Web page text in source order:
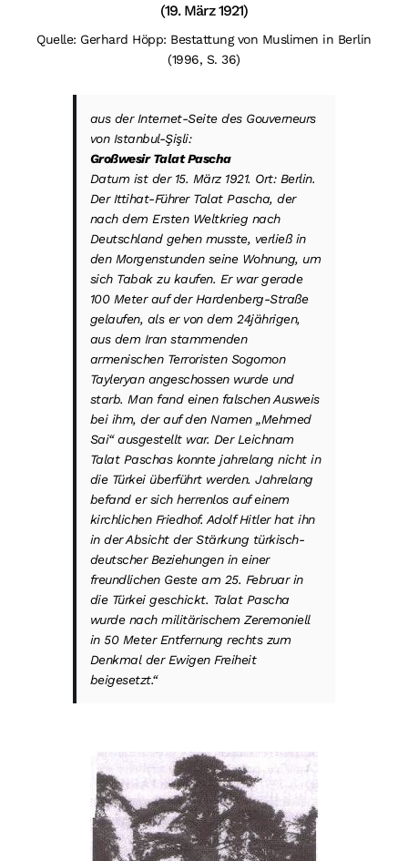
(19. März 1921)
Quelle: Gerhard Höpp: Bestattung von Muslimen in Berlin
(1996, S. 36)
aus der Internet-Seite des Gouverneurs
von Istanbul-Şişli:
Großwesir Talat Pascha
Datum ist der 15. März 1921. Ort: Berlin.
Der Ittihat-Führer Talat Pascha, der
nach dem Ersten Weltkrieg nach
Deutschland gehen musste, verließ in
den Morgenstunden seine Wohnung, um
sich Tabak zu kaufen. Er war gerade
100 Meter auf der Hardenberg-Straße
gelaufen, als er von dem 24jährigen,
aus dem Iran stammenden
armenischen Terroristen Sogomon
Tayleryan angeschossen wurde und
starb. Man fand einen falschen Ausweis
bei ihm, der auf den Namen „Mehmed
Sai“ ausgestellt war. Der Leichnam
Talat Paschas konnte jahrelang nicht in
die Türkei überführt werden. Jahrelang
befand er sich herrenlos auf einem
kirchlichen Friedhof. Adolf Hitler hat ihn
in der Absicht der Stärkung türkisch-
deutscher Beziehungen in einer
freundlichen Geste am 25. Februar in
die Türkei geschickt. Talat Pascha
wurde nach militärischem Zeremoniell
in 50 Meter Entfernung rechts zum
Denkmal der Ewigen Freiheit
beigesetzt.“